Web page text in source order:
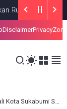
ke Pangkalan
DisclaimerPrivacy
Pentingnya Merdeka Belajar